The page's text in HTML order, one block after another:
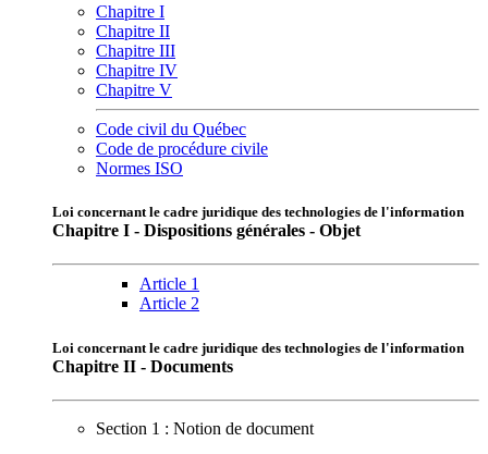
Chapitre I
Chapitre II
Chapitre III
Chapitre IV
Chapitre V
Code civil du Québec
Code de procédure civile
Normes ISO
Loi concernant le cadre juridique des technologies de l'information
Chapitre I - Dispositions générales - Objet
Article 1
Article 2
Loi concernant le cadre juridique des technologies de l'information
Chapitre II - Documents
Section 1 : Notion de document